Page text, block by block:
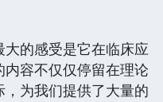
的感受是它在临床应
容不仅仅停留在理论
为我们提供了大量的